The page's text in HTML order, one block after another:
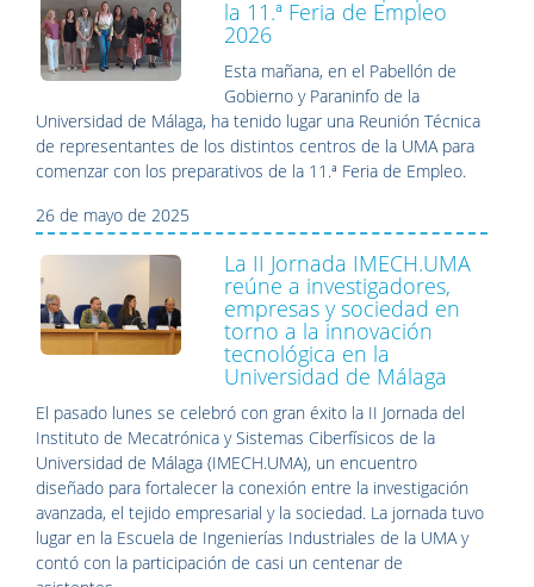
la 11.ª Feria de Empleo
2026
Esta mañana, en el Pabellón de
Gobierno y Paraninfo de la
Universidad de Málaga, ha tenido lugar una Reunión Técnica
de representantes de los distintos centros de la UMA para
comenzar con los preparativos de la 11.ª Feria de Empleo.
26 de mayo de 2025
La II Jornada IMECH.UMA
reúne a investigadores,
empresas y sociedad en
torno a la innovación
tecnológica en la
Universidad de Málaga
El pasado lunes se celebró con gran éxito la II Jornada del
Instituto de Mecatrónica y Sistemas Ciberfísicos de la
Universidad de Málaga (IMECH.UMA), un encuentro
diseñado para fortalecer la conexión entre la investigación
avanzada, el tejido empresarial y la sociedad. La jornada tuvo
lugar en la Escuela de Ingenierías Industriales de la UMA y
contó con la participación de casi un centenar de